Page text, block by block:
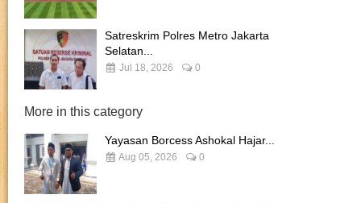
Satreskrim Polres Metro Jakarta
Selatan...
Jul 18, 2026 0
More in this category
Yayasan Borcess Ashokal Hajar...
Aug 05, 2026 0